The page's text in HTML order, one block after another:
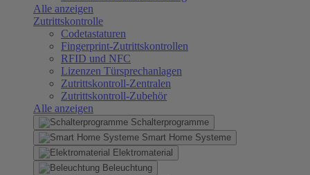
Alle anzeigen
Zutrittskontrolle
Codetastaturen
Fingerprint-Zutrittskontrollen
RFID und NFC
Lizenzen Türsprechanlagen
Zutrittskontroll-Zentralen
Zutrittskontroll-Zubehör
Alle anzeigen
Schalterprogramme
Smart Home Systeme
Elektromaterial
Beleuchtung